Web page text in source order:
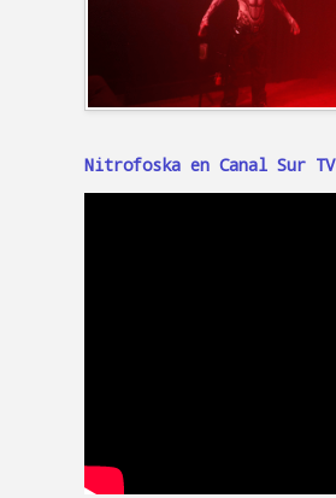
Nitrofoska en Canal Sur TV